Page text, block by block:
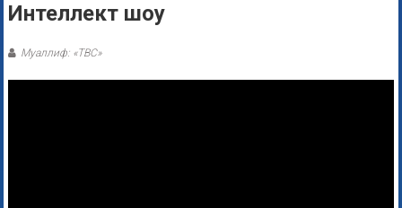
Интеллект шоу
Муаллиф: «ТВС»